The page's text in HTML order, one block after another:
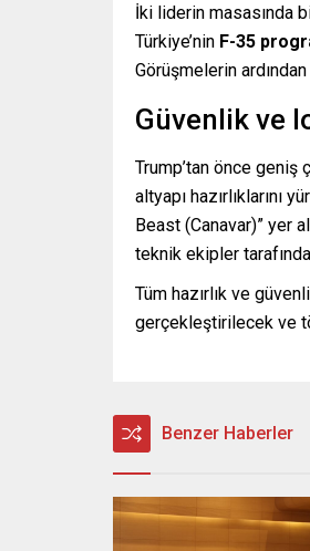
İki liderin masasında
Türkiye’nin F-35
Görüşmelerin
Güvenlik ve
Trump’tan önce geniş
altyapı hazırlıklarını
Beast (Canavar)” yer
teknik ekipler
Tüm hazırlık ve
gerçekleştirilecek ve
Benzer Haberler